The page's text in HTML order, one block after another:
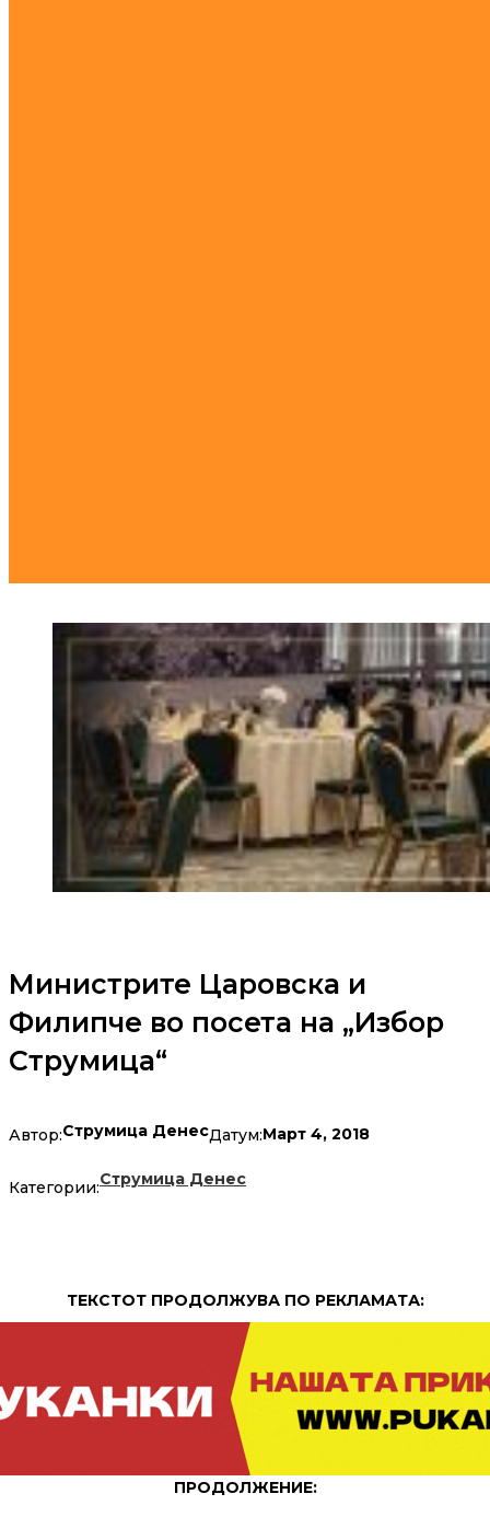
Mинистрите Царовска и
Филипче во посета на „Избор
Струмица“
Автор:Струмица ДенесДатум:Март 4, 2018
Категории:Струмица Денес
ТЕКСТОТ ПРОДОЛЖУВА ПО РЕКЛАМАТА:
ПРОДОЛЖЕНИЕ: